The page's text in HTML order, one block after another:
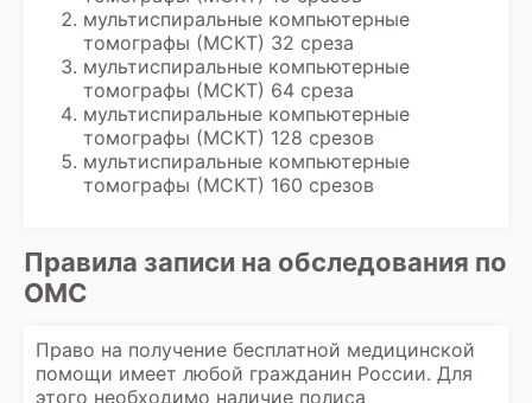
полученных данных, включая заключение
диагноста.
мультиспиральные компьютерные
томографы (МСКТ) 32 среза
мультиспиральные компьютерные
томографы (МСКТ) 64 среза
мультиспиральные компьютерные
томографы (МСКТ) 128 срезов
мультиспиральные компьютерные
томографы (МСКТ) 160 срезов
Правила записи на обследования по
ОМС
Право на получение бесплатной медицинской
помощи имеет любой гражданин России. Для
этого необходимо наличие полиса